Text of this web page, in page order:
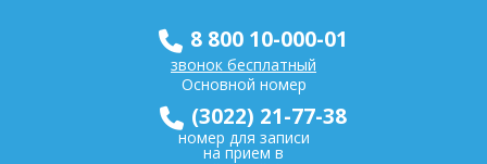
8 800 10-000-01
звонок бесплатный
Основной номер
(3022) 21-77-38
номер для записи
на прием в